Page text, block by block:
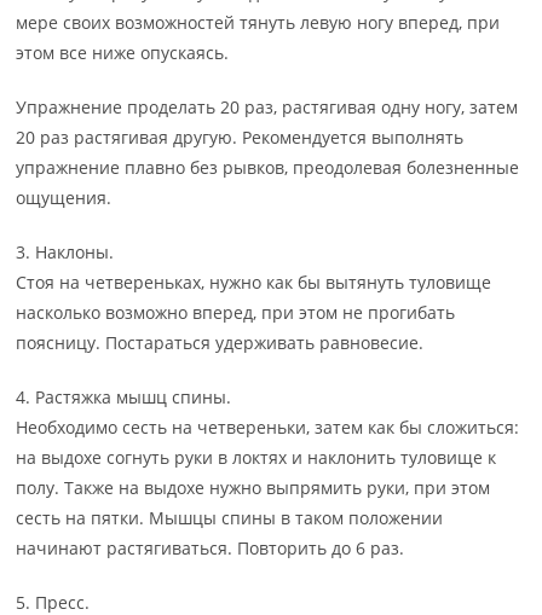
мере своих возможностей тянуть левую ногу вперед, при
этом все ниже опускаясь.
Упражнение проделать 20 раз, растягивая одну ногу, затем
20 раз растягивая другую. Рекомендуется выполнять
упражнение плавно без рывков, преодолевая болезненные
ощущения.
3. Наклоны.
Стоя на четвереньках, нужно как бы вытянуть туловище
насколько возможно вперед, при этом не прогибать
поясницу. Постараться удерживать равновесие.
4. Растяжка мышц спины.
Необходимо сесть на четвереньки, затем как бы сложиться:
на выдохе согнуть руки в локтях и наклонить туловище к
полу. Также на выдохе нужно выпрямить руки, при этом
сесть на пятки. Мышцы спины в таком положении
начинают растягиваться. Повторить до 6 раз.
5. Пресс.